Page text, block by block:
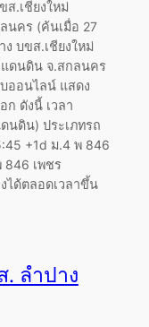
ส.เชียงใหม่
นคร (ค้นเมื่อ 27
บขส.เชียงใหม่
แดนดิน จ.สกลนคร
ออนไลน์ แสดง
ก ดังนี้ เวลา
นดิน) ประเภทรถ
+1d ม.4 พ 846
846 เพชร
ได้ตลอดเวลาขึ้น
ลำปาง